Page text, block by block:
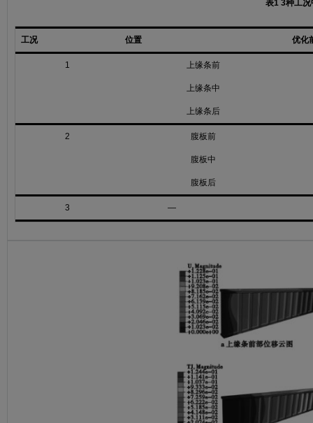
表1 3种工况
工况 位置 优化
1 上缘条前
上缘条中
上缘条后
2 腹板前
腹板中
腹板后
3 —